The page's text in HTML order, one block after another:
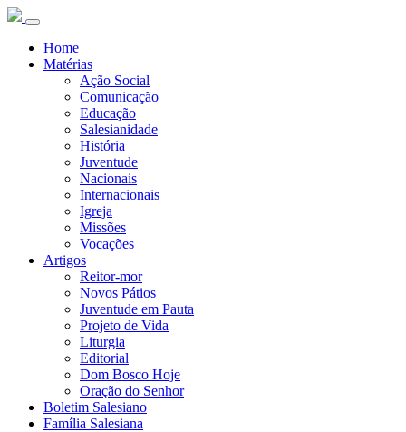
Home
Matérias
Ação Social
Comunicação
Educação
Salesianidade
História
Juventude
Nacionais
Internacionais
Igreja
Missões
Vocações
Artigos
Reitor-mor
Novos Pátios
Juventude em Pauta
Projeto de Vida
Liturgia
Editorial
Dom Bosco Hoje
Oração do Senhor
Boletim Salesiano
Família Salesiana